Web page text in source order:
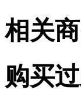
相关
购买